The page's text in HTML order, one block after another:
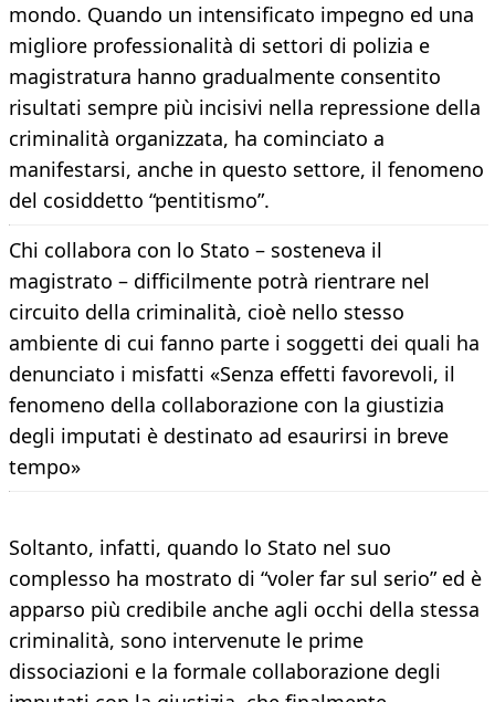
mondo. Quando un intensificato impegno ed una
migliore professionalità di settori di polizia e
magistratura hanno gradualmente consentito
risultati sempre più incisivi nella repressione della
criminalità organizzata, ha cominciato a
manifestarsi, anche in questo settore, il fenomeno
del cosiddetto “pentitismo”.
Chi collabora con lo Stato – sosteneva il
magistrato – difficilmente potrà rientrare nel
circuito della criminalità, cioè nello stesso
ambiente di cui fanno parte i soggetti dei quali ha
denunciato i misfatti «Senza effetti favorevoli, il
fenomeno della collaborazione con la giustizia
degli imputati è destinato ad esaurirsi in breve
tempo»
Soltanto, infatti, quando lo Stato nel suo
complesso ha mostrato di “voler far sul serio” ed è
apparso più credibile anche agli occhi della stessa
criminalità, sono intervenute le prime
dissociazioni e la formale collaborazione degli